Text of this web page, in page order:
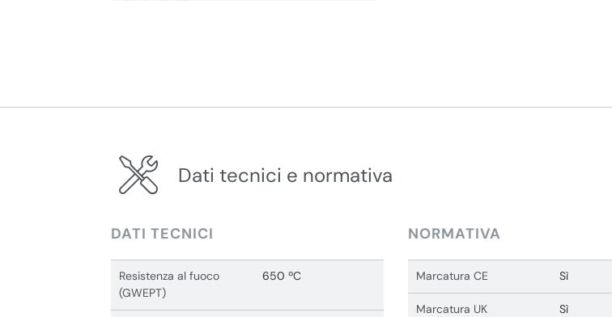
Dati tecnici e normativa
DATI TECNICI
Resistenza al fuoco
(GWEPT)
650 ºC
NORMATIVA
Marcatura CE Sì
Marcatura UK Sì